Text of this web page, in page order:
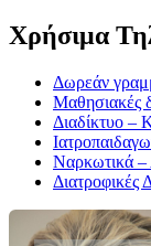
Χρήσιμα
Δωρεάν
Μαθησιακές
Διαδίκτυο –
Ναρκωτικά
Διατροφικές